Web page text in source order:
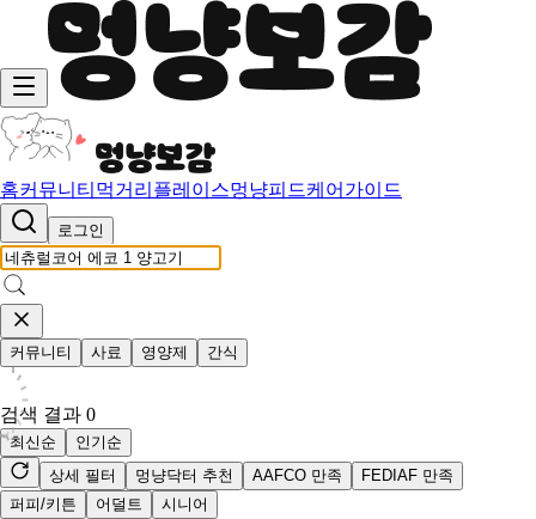
홈커뮤니티 먹거리 플레이스멍냥피드케어가이드
로그인
커뮤니티 사료 영양제 간식
검색 결과 0
최신순
인기순
상세 필터
멍냥닥터 추천 AAFCO 만족
FEDIAF 만족
퍼피/키튼
어덜트 시니어